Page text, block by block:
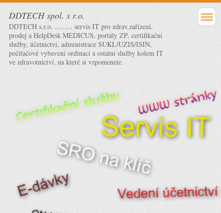
DDTECH spol. s r.o.
DDTECH s.r.o. ......... servis IT pro zdrav.zařízení,
prodej a HelpDesk MEDICUS, portály ZP, certifikační
služby, účetnictví, administrace SUKL/UZIS/ISIN,
počítačové vybavení ordinací a ostatní služby kolem IT
ve zdravotnictví, na které si vzpomenete.